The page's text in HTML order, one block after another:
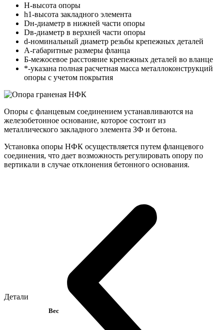
Н-высота опоры
h1-высота закладного элемента
Dн-диаметр в нижней части опоры
Dв-диаметр в верхней части опоры
d-номинальный диаметр резьбы крепежных деталей
A-габаритные размеры фланца
Б-межосевое расстояние крепежных деталей во вланце
*-указана полная расчетная масса металлоконструкций
опоры с учетом покрытия
Опоры с фланцевым соединением устанавливаются на
железобетонное основание, которое состоит из
металлического закладного элемента ЗФ и бетона.
Установка опоры НФК осуществляется путем фланцевого
соединения, что дает возможность регулировать опору по
вертикали в случае отклонения бетонного основания.
Детали
Вес